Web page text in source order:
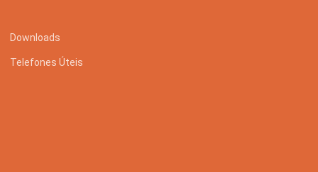
Downloads
Telefones Úteis